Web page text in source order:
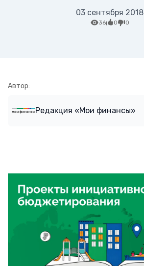
03 сентября 2018
36 0 0
Автор:
Редакция «Мои финансы»